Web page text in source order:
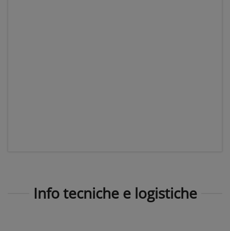
Info tecniche e logistiche